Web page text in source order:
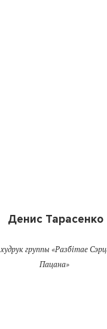
Денис Тарасенко
худрук группы «Разбітае
Пацана»